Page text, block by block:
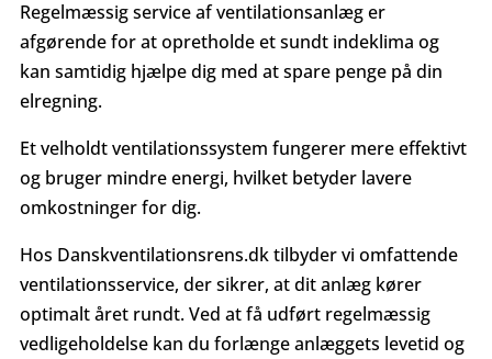
Regelmæssig service af ventilationsanlæg er
afgørende for at opretholde et sundt indeklima og
kan samtidig hjælpe dig med at spare penge på din
elregning.
Et velholdt ventilationssystem fungerer mere effektivt
og bruger mindre energi, hvilket betyder lavere
omkostninger for dig.
Hos Danskventilationsrens.dk tilbyder vi omfattende
ventilationsservice, der sikrer, at dit anlæg kører
optimalt året rundt. Ved at få udført regelmæssig
vedligeholdelse kan du forlænge anlæggets levetid og